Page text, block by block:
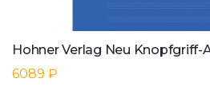
6089 ₽